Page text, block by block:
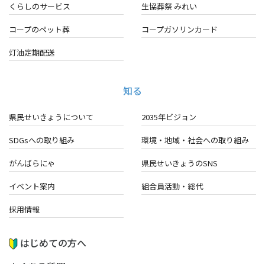
くらしのサービス 生協葬祭 みれい
コープのペット葬 コープガソリンカード
灯油定期配送
知る
県民せいきょうについて 2035年ビジョン
SDGsへの取り組み 環境・地域・ 社会への取り組み
がんばらにゃ 県民せいきょうのSNS
イベント案内 組合員活動・総代
採用情報
はじめての方へ